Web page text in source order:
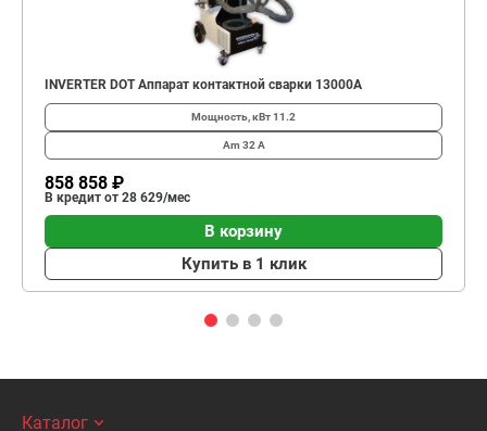
INVERTER DOT Аппарат контактной сварки 13000А
Мощность, кВт11.2
Am 32 А
858 858 ₽
В кредит от 28 629/мес
В корзину
Купить в 1 клик
Каталог